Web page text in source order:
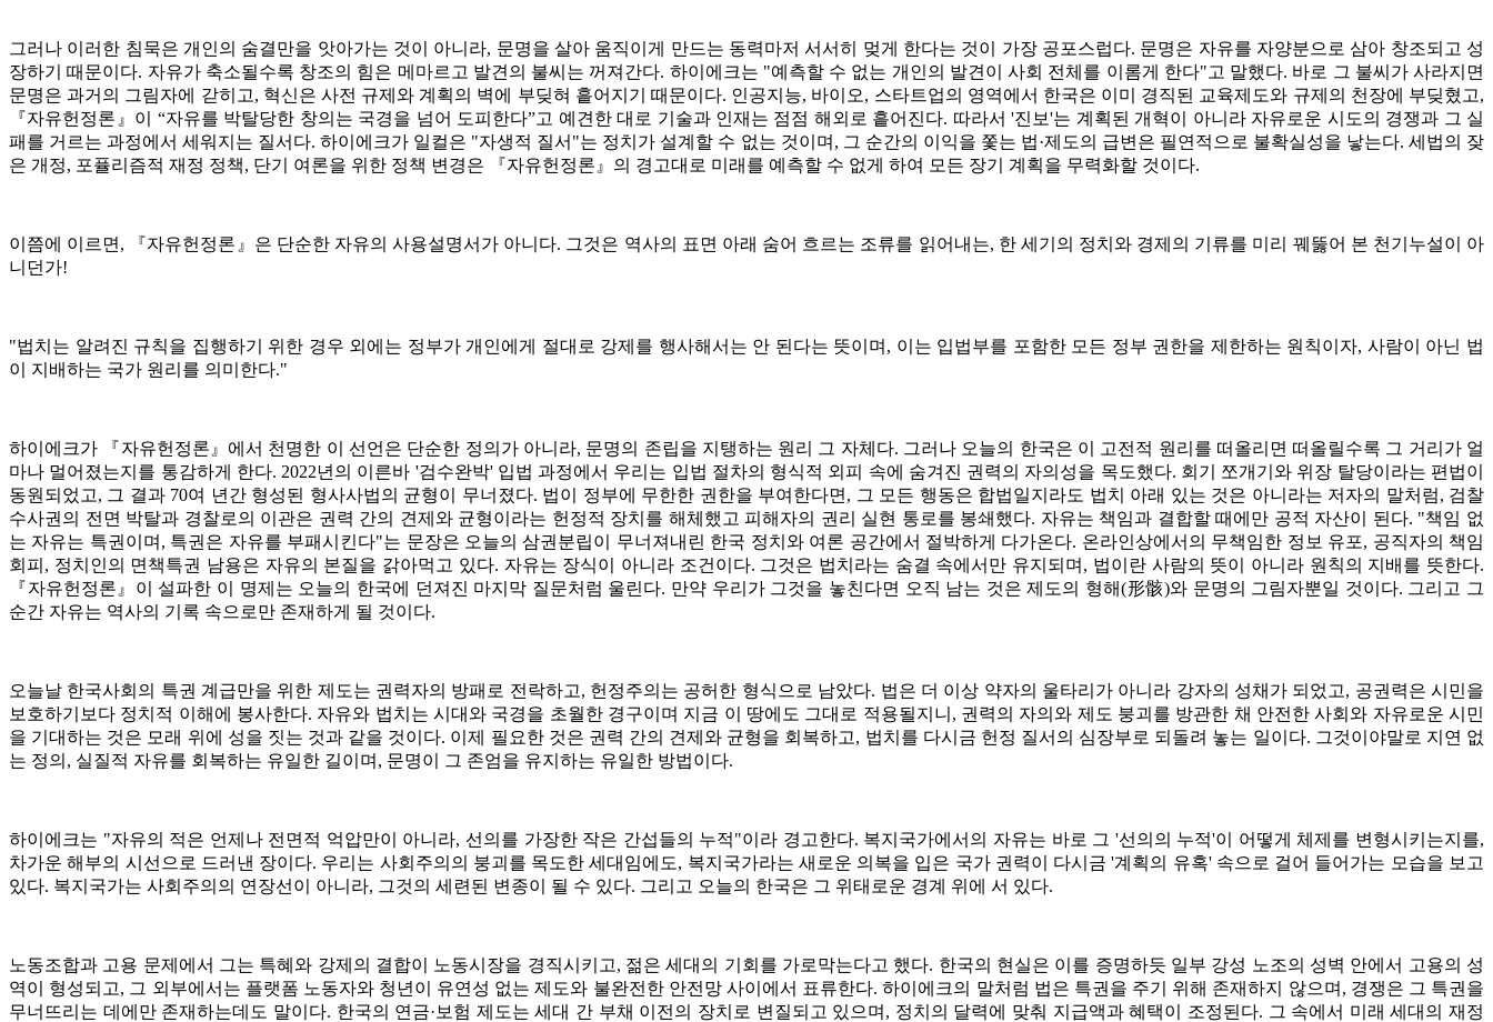
그러나 이러한 침묵은 개인의 숨결만을 앗아가는 것이 아니라, 문명을 살아 움직이게 만드는 동력마저 서서히 멎게 한다는 것이 가장 공포스럽다. 문명은 자유를 자양분으로 삼아 창조되고 성
장하기 때문이다. 자유가 축소될수록 창조의 힘은 메마르고 발견의 불씨는 꺼져간다. 하이에크는 "예측할 수 없는 개인의 발견이 사회 전체를 이롬게 한다"고 말했다. 바로 그 불씨가 사라지면
문명은 과거의 그림자에 갇히고, 혁신은 사전 규제와 계획의 벽에 부딪혀 흩어지기 때문이다. 인공지능, 바이오, 스타트업의 영역에서 한국은 이미 경직된 교육제도와 규제의 천장에 부딪혔고,
『자유헌정론』이 “자유를 박탈당한 창의는 국경을 넘어 도피한다”고 예견한 대로 기술과 인재는 점점 해외로 흩어진다. 따라서 '진보'는 계획된 개혁이 아니라 자유로운 시도의 경쟁과 그 실
패를 거르는 과정에서 세워지는 질서다. 하이에크가 일컬은 "자생적 질서"는 정치가 설계할 수 없는 것이며, 그 순간의 이익을 쫓는 법·제도의 급변은 필연적으로 불확실성을 낳는다. 세법의 잦
은 개정, 포퓰리즘적 재정 정책, 단기 여론을 위한 정책 변경은 『자유헌정론』의 경고대로 미래를 예측할 수 없게 하여 모든 장기 계획을 무력화할 것이다.
이쯤에 이르면, 『자유헌정론』은 단순한 자유의 사용설명서가 아니다. 그것은 역사의 표면 아래 숨어 흐르는 조류를 읽어내는, 한 세기의 정치와 경제의 기류를 미리 꿰뚫어 본 천기누설이 아
니던가!
"법치는 알려진 규칙을 집행하기 위한 경우 외에는 정부가 개인에게 절대로 강제를 행사해서는 안 된다는 뜻이며, 이는 입법부를 포함한 모든 정부 권한을 제한하는 원칙이자, 사람이 아닌 법
이 지배하는 국가 원리를 의미한다."
하이에크가 『자유헌정론』에서 천명한 이 선언은 단순한 정의가 아니라, 문명의 존립을 지탱하는 원리 그 자체다. 그러나 오늘의 한국은 이 고전적 원리를 떠올리면 떠올릴수록 그 거리가 얼
마나 멀어졌는지를 통감하게 한다. 2022년의 이른바 '검수완박' 입법 과정에서 우리는 입법 절차의 형식적 외피 속에 숨겨진 권력의 자의성을 목도했다. 회기 쪼개기와 위장 탈당이라는 편법이
동원되었고, 그 결과 70여 년간 형성된 형사사법의 균형이 무너졌다. 법이 정부에 무한한 권한을 부여한다면, 그 모든 행동은 합법일지라도 법치 아래 있는 것은 아니라는 저자의 말처럼, 검찰
수사권의 전면 박탈과 경찰로의 이관은 권력 간의 견제와 균형이라는 헌정적 장치를 해체했고 피해자의 권리 실현 통로를 봉쇄했다. 자유는 책임과 결합할 때에만 공적 자산이 된다. "책임 없
는 자유는 특권이며, 특권은 자유를 부패시킨다"는 문장은 오늘의 삼권분립이 무너져내린 한국 정치와 여론 공간에서 절박하게 다가온다. 온라인상에서의 무책임한 정보 유포, 공직자의 책임
회피, 정치인의 면책특권 남용은 자유의 본질을 갉아먹고 있다. 자유는 장식이 아니라 조건이다. 그것은 법치라는 숨결 속에서만 유지되며, 법이란 사람의 뜻이 아니라 원칙의 지배를 뜻한다.
『자유헌정론』이 설파한 이 명제는 오늘의 한국에 던져진 마지막 질문처럼 울린다. 만약 우리가 그것을 놓친다면 오직 남는 것은 제도의 형해(形骸)와 문명의 그림자뿐일 것이다. 그리고 그
순간 자유는 역사의 기록 속으로만 존재하게 될 것이다.
오늘날 한국사회의 특권 계급만을 위한 제도는 권력자의 방패로 전락하고, 헌정주의는 공허한 형식으로 남았다. 법은 더 이상 약자의 울타리가 아니라 강자의 성채가 되었고, 공권력은 시민을
보호하기보다 정치적 이해에 봉사한다. 자유와 법치는 시대와 국경을 초월한 경구이며 지금 이 땅에도 그대로 적용될지니, 권력의 자의와 제도 붕괴를 방관한 채 안전한 사회와 자유로운 시민
을 기대하는 것은 모래 위에 성을 짓는 것과 같을 것이다. 이제 필요한 것은 권력 간의 견제와 균형을 회복하고, 법치를 다시금 헌정 질서의 심장부로 되돌려 놓는 일이다. 그것이야말로 지연 없
는 정의, 실질적 자유를 회복하는 유일한 길이며, 문명이 그 존엄을 유지하는 유일한 방법이다.
하이에크는 "자유의 적은 언제나 전면적 억압만이 아니라, 선의를 가장한 작은 간섭들의 누적"이라 경고한다. 복지국가에서의 자유는 바로 그 '선의의 누적'이 어떻게 체제를 변형시키는지를,
차가운 해부의 시선으로 드러낸 장이다. 우리는 사회주의의 붕괴를 목도한 세대임에도, 복지국가라는 새로운 의복을 입은 국가 권력이 다시금 '계획의 유혹' 속으로 걸어 들어가는 모습을 보고
있다. 복지국가는 사회주의의 연장선이 아니라, 그것의 세련된 변종이 될 수 있다. 그리고 오늘의 한국은 그 위태로운 경계 위에 서 있다.
노동조합과 고용 문제에서 그는 특혜와 강제의 결합이 노동시장을 경직시키고, 젊은 세대의 기회를 가로막는다고 했다. 한국의 현실은 이를 증명하듯 일부 강성 노조의 성벽 안에서 고용의 성
역이 형성되고, 그 외부에서는 플랫폼 노동자와 청년이 유연성 없는 제도와 불완전한 안전망 사이에서 표류한다. 하이에크의 말처럼 법은 특권을 주기 위해 존재하지 않으며, 경쟁은 그 특권을
무너뜨리는 데에만 존재하는데도 말이다. 한국의 연금·보험 제도는 세대 간 부채 이전의 장치로 변질되고 있으며, 정치의 달력에 맞춰 지급액과 혜택이 조정된다. 그 속에서 미래 세대의 재정